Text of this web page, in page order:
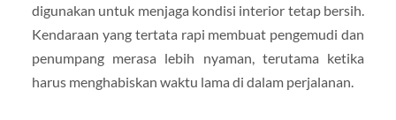
digunakan untuk menjaga kondisi interior tetap bersih.
Kendaraan yang tertata rapi membuat pengemudi dan
penumpang merasa lebih nyaman, terutama ketika
harus menghabiskan waktu lama di dalam perjalanan.